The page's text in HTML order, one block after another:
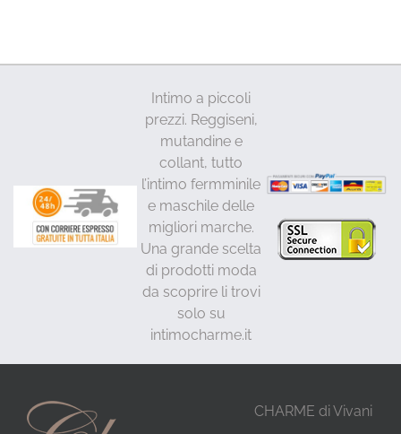
Intimo a piccoli
prezzi. Reggiseni,
mutandine e
collant, tutto
l’intimo fermminile
e maschile delle
migliori marche.
Una grande scelta
di prodotti moda
da scoprire li trovi
solo su
intimocharme.it
CHARME di Vivani